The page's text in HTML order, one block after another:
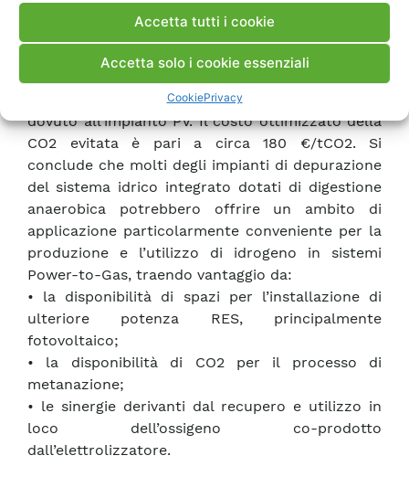
Accetta tutti i cookie
Accetta solo i cookie essenziali
CookiePrivacy
di CO2 rispetto alle condizioni di partenza (2080
decremento dell’11% (-230 tCO2/anno) grazie alla
ad aggiungersi al 38% di riduzione di emissioni
dovuto all’impianto PV. Il costo ottimizzato della
CO2 evitata è pari a circa 180 €/tCO2. Si
conclude che molti degli impianti di depurazione
del sistema idrico integrato dotati di digestione
anaerobica potrebbero offrire un ambito di
applicazione particolarmente conveniente per la
produzione e l’utilizzo di idrogeno in sistemi
Power-to-Gas, traendo vantaggio da:
• la disponibilità di spazi per l’installazione di
ulteriore potenza RES, principalmente
fotovoltaico;
• la disponibilità di CO2 per il processo di
metanazione;
• le sinergie derivanti dal recupero e utilizzo in
loco dell’ossigeno co-prodotto
dall’elettrolizzatore.